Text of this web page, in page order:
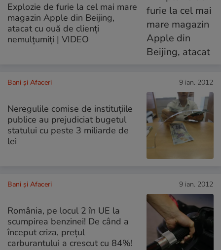
Explozie de furie la cel mai mare
magazin Apple din Beijing,
atacat cu ouă de clienţi
nemulţumiţi | VIDEO
Bani și Afaceri 9 ian. 2012
Neregulile comise de instituţiile
publice au prejudiciat bugetul
statului cu peste 3 miliarde de
lei
Bani și Afaceri 9 ian. 2012
România, pe locul 2 în UE la
scumpirea benzinei! De când a
început criza, preţul
carburantului a crescut cu 84%!